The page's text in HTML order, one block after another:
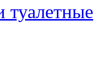
туалетные